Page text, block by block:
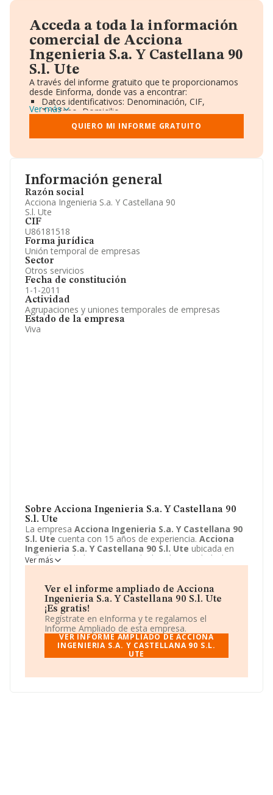
Información general
Razón social
Acciona Ingenieria S.a. Y Castellana 90
S.l. Ute
CIF
U86181518
Forma jurídica
Unión temporal de empresas
Sector
Otros servicios
Fecha de constitución
1-1-2011
Actividad
Agrupaciones y uniones temporales de empresas
Estado de la empresa
Viva
Sobre Acciona Ingenieria S.a. Y Castellana 90
S.l. Ute
La empresa Acciona Ingenieria S.a. Y Castellana 90
S.l. Ute cuenta con 15 años de experiencia. Acciona
Ingenieria S.a. Y Castellana 90 S.l. Ute ubicada en
Calle de Anabel Segura, 11, Alcobendas, Madrid. El
modelo de sociedad deAcciona Ingenieria S.a. Y
Ver más
Ver el informe ampliado de Acciona
Ingenieria S.a. Y Castellana 90 S.l. Ute
¡Es gratis!
Regístrate en eInforma y te regalamos el
Informe Ampliado de esta empresa.
VER INFORME AMPLIADO DE ACCIONA
INGENIERIA S.A. Y CASTELLANA 90 S.L.
UTE
Acceda a toda la información
comercial de Acciona
Ingenieria S.a. Y Castellana 90
S.l. Ute
A través del informe gratuito que te proporcionamos
desde Einforma, donde vas a encontrar:
Datos identificativos: Denominación, CIF,
Teléfono, Domicilio.
Informe Mercantil Completo (BORME).
Gráficos de Evolución Ventas y Empleados.
Consejo de Administración y Administradores.
Accionistas.
Artículos de prensa publicados sobre la empresa.
Información oficial y registral complementaria.
Ver más
QUIERO MI INFORME GRATUITO